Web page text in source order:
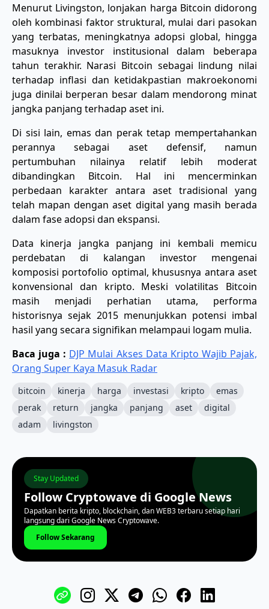
Menurut Livingston, lonjakan harga Bitcoin didorong
oleh kombinasi faktor struktural, mulai dari pasokan
yang terbatas, meningkatnya adopsi global, hingga
masuknya investor institusional dalam beberapa
tahun terakhir. Narasi Bitcoin sebagai lindung nilai
terhadap inflasi dan ketidakpastian makroekonomi
juga dinilai berperan besar dalam mendorong minat
jangka panjang terhadap aset ini.
Di sisi lain, emas dan perak tetap mempertahankan
perannya sebagai aset defensif, namun
pertumbuhan nilainya relatif lebih moderat
dibandingkan Bitcoin. Hal ini mencerminkan
perbedaan karakter antara aset tradisional yang
telah mapan dengan aset digital yang masih berada
dalam fase adopsi dan ekspansi.
Data kinerja jangka panjang ini kembali memicu
perdebatan di kalangan investor mengenai
komposisi portofolio optimal, khususnya antara aset
konvensional dan kripto. Meski volatilitas Bitcoin
masih menjadi perhatian utama, performa
historisnya sejak 2015 menunjukkan potensi imbal
hasil yang secara signifikan melampaui logam mulia.
Baca juga : DJP Mulai Akses Data Kripto Wajib Pajak,
Orang Super Kaya Masuk Radar
bitcoin kinerja harga investasi kripto
emas
perak
return jangka panjang aset
digital
adam
livingston
Stay Updated
Follow Cryptowave di Google News
Dapatkan berita kripto, blockchain, dan WEB3 terbaru setiap hari
langsung dari Google News Cryptowave.
Follow Sekarang